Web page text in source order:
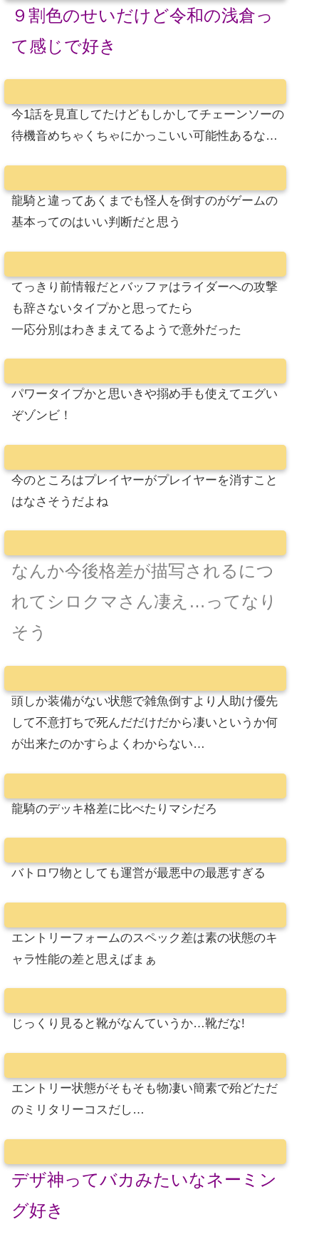
９割色のせいだけど令和の浅倉っ
て感じで好き
今1話を見直してたけどもしかしてチェーンソーの
待機音めちゃくちゃにかっこいい可能性あるな…
龍騎と違ってあくまでも怪人を倒すのがゲームの
基本ってのはいい判断だと思う
てっきり前情報だとバッファはライダーへの攻撃
も辞さないタイプかと思ってたら
一応分別はわきまえてるようで意外だった
パワータイプかと思いきや搦め手も使えてエグい
ぞゾンビ！
今のところはプレイヤーがプレイヤーを消すこと
はなさそうだよね
なんか今後格差が描写されるにつ
れてシロクマさん凄え…ってなり
そう
頭しか装備がない状態で雑魚倒すより人助け優先
して不意打ちで死んだだけだから凄いというか何
が出来たのかすらよくわからない…
龍騎のデッキ格差に比べたりマシだろ
バトロワ物としても運営が最悪中の最悪すぎる
エントリーフォームのスペック差は素の状態のキ
ャラ性能の差と思えばまぁ
じっくり見ると靴がなんていうか…靴だな!
エントリー状態がそもそも物凄い簡素で殆どただ
のミリタリーコスだし…
デザ神ってバカみたいなネーミン
グ好き